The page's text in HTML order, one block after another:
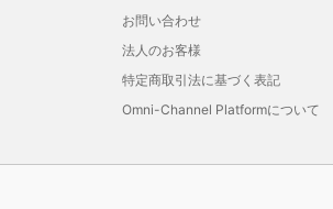
お問い合わせ
法人のお客様
特定商取引法に基づく表記
Omni-Channel Platformについて